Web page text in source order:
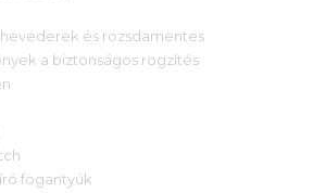
és rozsdamentes
a biztonságos rögzítés
fogantyúk